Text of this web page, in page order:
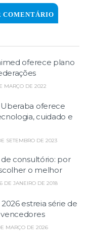
oferece plano
MARÇO DE 2022
oferece
cuidado e
SETEMBRO DE 2023
consultório: por
o melhor
DE JANEIRO DE 2018
estreia série de
MARÇO DE 2026